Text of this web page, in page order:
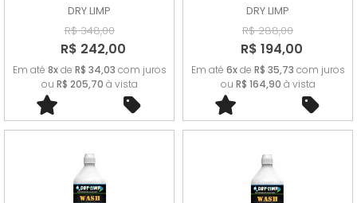
DRY LIMP
R$ 348,00
R$ 242,00
Em até 8xde R$ 34,03 com juros
ou R$ 205,70 à vista
DRY LIMP
R$ 288,00
R$ 194,00
Em até 6xde R$ 35,73 com juros
ou R$ 164,90 à vista